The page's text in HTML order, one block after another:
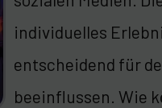
individuelles
entscheidend für
beeinflussen. Wie